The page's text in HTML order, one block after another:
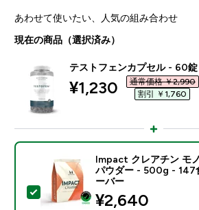
あわせて使いたい、人気の組み合わせ
現在の商品（選択済み）
テストフェンカプセル - 60錠
discounted price
¥1,230‎
通常価格 ￥2,990‎
割引 ￥1,760‎
この商品を選択 - Impact クレ
Impact クレアチン モ
パウダー - 500g - 147
ーバー
discounted
¥2,640‎